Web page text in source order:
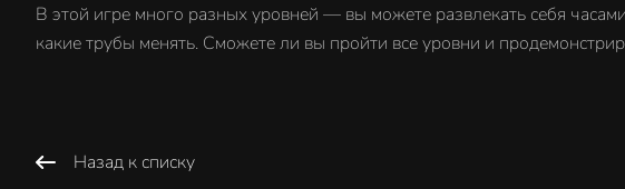
В этой игре много разных уровней — вы можете развлекать себя
какие трубы менять. Сможете ли вы пройти все уровни и
Назад к списку